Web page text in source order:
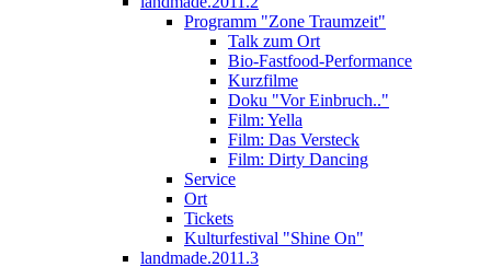
Programm "Zone Traumzeit"
Talk zum Ort
Bio-Fastfood-Performance
Kurzfilme
Doku "Vor Einbruch.."
Film: Yella
Film: Das Versteck
Film: Dirty Dancing
Service
Ort
Tickets
Kulturfestival "Shine On"
landmade.2011.3